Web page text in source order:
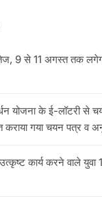
9 से 11 अगस्त तक
योजना के ई-लॉटरी से
कराया गया चयन पत्र व
उत्कृष्ट कार्य करने वाले